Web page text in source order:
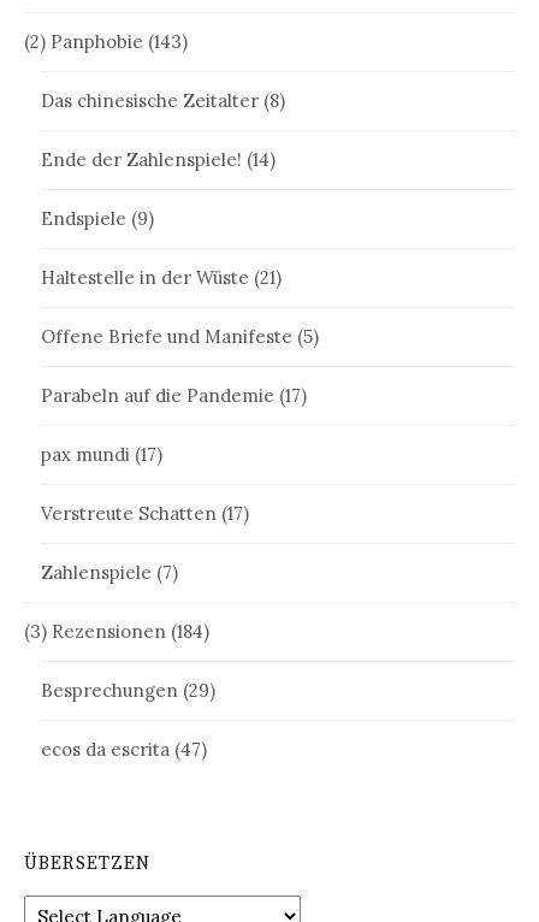
(2) Panphobie (143)
Das chinesische Zeitalter (8)
Ende der Zahlenspiele! (14)
Endspiele (9)
Haltestelle in der Wüste (21)
Offene Briefe und Manifeste (5)
Parabeln auf die Pandemie (17)
pax mundi (17)
Verstreute Schatten (17)
Zahlenspiele (7)
(3) Rezensionen (184)
Besprechungen (29)
ecos da escrita (47)
ÜBERSETZEN